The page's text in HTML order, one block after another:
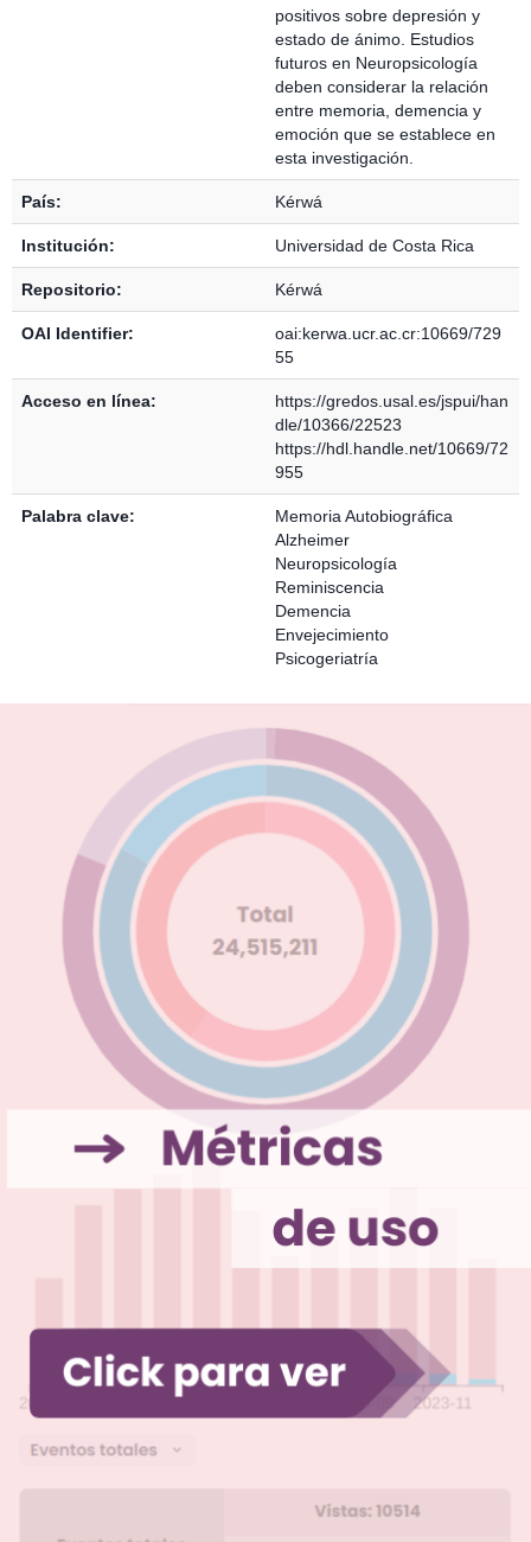
positivos sobre depresión y
estado de ánimo. Estudios
futuros en Neuropsicología
deben considerar la relación
entre memoria, demencia y
emoción que se establece en
esta investigación.
País: Kérwá
Institución: Universidad de Costa Rica
Repositorio: Kérwá
OAI Identifier:
oai:kerwa.ucr.ac.cr:10669/729
55
Acceso en línea:
https://gredos.usal.es/jspui/han
dle/10366/22523
https://hdl.handle.net/10669/72
955
Palabra clave:
Memoria Autobiográfica
Alzheimer
Neuropsicología
Reminiscencia
Demencia
Envejecimiento
Psicogeriatría